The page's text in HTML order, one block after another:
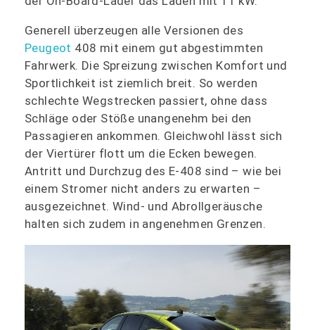
Generell überzeugen alle Versionen des
Peugeot 408 mit einem gut abgestimmten
Fahrwerk. Die Spreizung zwischen Komfort und
Sportlichkeit ist ziemlich breit. So werden
schlechte Wegstrecken passiert, ohne dass
Schläge oder Stöße unangenehm bei den
Passagieren ankommen. Gleichwohl lässt sich
der Viertürer flott um die Ecken bewegen.
Antritt und Durchzug des E-408 sind – wie bei
einem Stromer nicht anders zu erwarten –
ausgezeichnet. Wind- und Abrollgeräusche
halten sich zudem in angenehmen Grenzen.